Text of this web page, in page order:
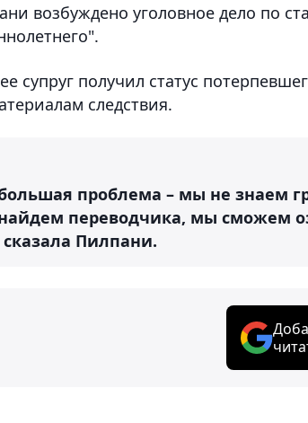
возбуждено уголовное дело по
супруг получил статус
следствия.
проблема – мы не знаем
переводчика, мы сможем
Пилпани.